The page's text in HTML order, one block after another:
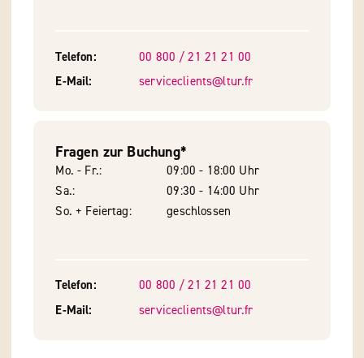
Telefon
00 800 / 21 21 21 00
E-Mail
serviceclients@ltur.fr
Fragen zur Buchung*
Mo. - Fr.
09:00 - 18:00 Uhr
Sa.
09:30 - 14:00 Uhr
So. + Feiertag
geschlossen
Telefon
00 800 / 21 21 21 00
E-Mail
serviceclients@ltur.fr